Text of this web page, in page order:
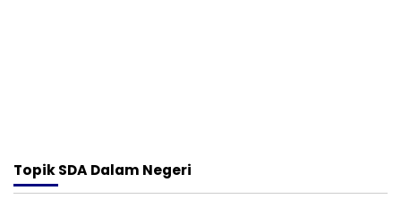
TopikSDA Dalam Negeri